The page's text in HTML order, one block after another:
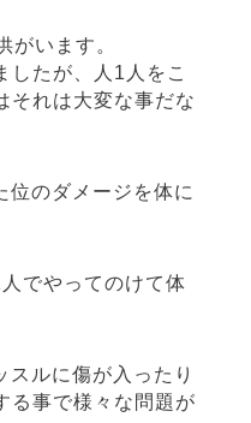
がいます。
したが、人1人をこ
それは大変な事だな
位のダメージを体に
でやってのけて体
スルに傷が入ったり
る事で様々な問題が